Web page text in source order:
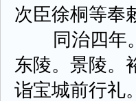
次臣徐桐等奉
同治四年。
东陵。景陵。
诣宝城前行礼